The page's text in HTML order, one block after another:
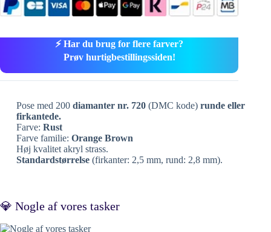
⚡ Har du brug for flere farver?
Prøv hurtigbestillingssiden!
Pose med 200 diamanter nr. 720(DMC kode) runde eller
firkantede.
Farve: Rust
Farve familie: Orange Brown
Høj kvalitet akryl strass.
Standardstørrelse(firkanter: 2,5 mm, rund: 2,8 mm).
💎 Nogle af vores tasker